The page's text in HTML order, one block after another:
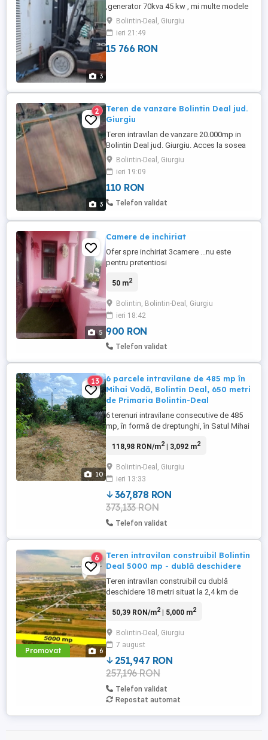
3
,generator 70kva 45 kw , mi multe modele
,cabluri si accesorii. Transport montaj
,mentenanta.
Bolintin-Deal, Giurgiu
ieri 21:49
15 766 RON
3
2
Teren de vanzare Bolintin Deal jud.
Giurgiu
Teren intravilan de vanzare 20.000mp in
Bolintin Deal jud. Giurgiu. Acces la sosea
DJ 401A. Pret 21 Euro mp. Oportunitati
strategice: 25km de Bucuresti, acces facil
la autostrada A1. Dezvoltari logistice,
depozite, hale productie, centre de
distributie. Dezvoltare rezidentiala,
Bolintin-Deal, Giurgiu
ieri 19:09
110 RON
Telefon validat
5
Camere de inchiriat
Ofer spre inchiriat 3camere ...nu este
pentru pretentiosi
50 m2
Bolintin, Bolintin-Deal, Giurgiu
ieri 18:42
900 RON
Telefon validat
10
13
6 parcele intravilane de 485 mp în
Mihai Vodă, Bolintin Deal, 650 metri
de Primaria Bolintin-Deal
6 terenuri intravilane consecutive de 485
mp, în formă de dreptunghi, în Satul Mihai
Giurgiu, la 650 metri de Primăria Bolintin-
realizează din Drumul Județean 401A
(DJ401A , Bulevardul 1 Mai) printr-un drum
privat dedicat, ...
118,98 RON/m2| 3,092 m2
Bolintin-Deal, Giurgiu
ieri 13:33
367,878 RON
373,133 RON
Telefon validat
Promovat 6
6
Teren intravilan construibil Bolintin
Deal 5000 mp - dublă deschidere
Teren intravilan construibil cu dublă
deschidere 18 metri situat la 2,4 km de
mare hub logistic din Europa de Est.
pe Autostrada A1, CTPark Bucharest West
are o suprafaţă închiriabilă de peste
900.000 mp şi găzduieşte ...
50,39 RON/m2| 5,000 m2
Bolintin-Deal, Giurgiu
7 august
251,947 RON
257,196 RON
Telefon validat
Repostat automat